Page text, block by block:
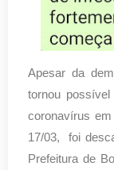
Apesar da
tornou
coronavírus
17/03, foi
Prefeitura de